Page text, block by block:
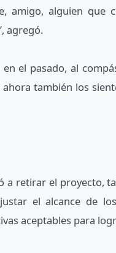
amigo, alguien que
agregó.
el pasado, al
también los
a retirar el proyecto,
el alcance de
aceptables para